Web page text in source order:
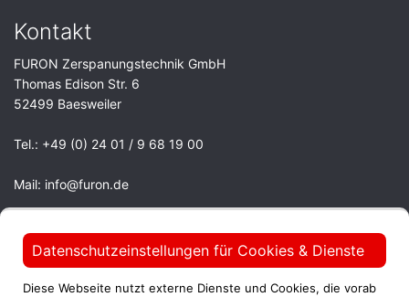
Kontakt
FURON Zerspanungstechnik GmbH
Thomas Edison Str. 6
52499 Baesweiler
Tel.: +49 (0) 24 01 / 9 68 19 00
Mail: info@furon.de
Montag 07.00 - 17.00
Dienstag 07.00 - 17.00
Datenschutzeinstellungen für Cookies & Dienste
Diese Webseite nutzt externe Dienste und Cookies, die vorab